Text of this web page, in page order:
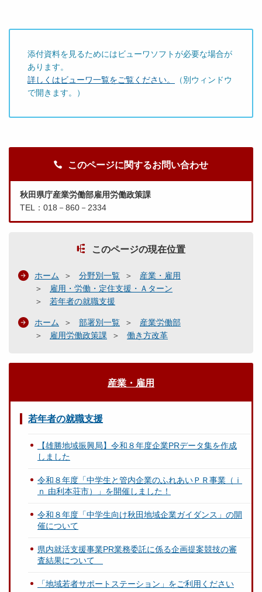
添付資料を見るためにはビューワソフトが必要な場合が
あります。
詳しくはビューワ一覧をご覧ください。
（別ウィンドウ
で開きます。）
このページに関するお問い合わせ
秋田県庁産業労働部雇用労働政策課
TEL：018－860－2334
このページの現在位置
ホーム 分野別一覧
産業・雇用
雇用・労働・定住支援・Ａターン
若年者の就職支援
ホーム 部署別一覧
産業労働部
雇用労働政策課
働き方改革
産業・雇用
若年者の就職支援
【雄勝地域振興局】令和８年度企業PRデータ集を作成
しました
令和８年度「中学生と管内企業のふれあいＰＲ事業（ｉ
ｎ 由利本荘市）」を開催しました！
令和８年度「中学生向け秋田地域企業ガイダンス」の開
催について
県内就活支援事業PR業務委託に係る企画提案競技の審
査結果について
「地域若者サポートステーション」をご利用ください